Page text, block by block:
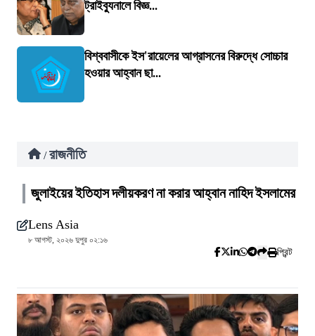
ট্রাইব্যুনালে বিজ্ঞ...
বিশ্ববাসীকে ইস'রায়েলের আগ্রাসনের বিরুদ্ধে সোচ্চার
হওয়ার আহ্বান ছা...
/ রাজনীতি
জুলাইয়ের ইতিহাস দলীয়করণ না করার আহ্বান নাহিদ ইসলামের
Lens Asia
৮ আগস্ট, ২০২৬ দুপুর ০২:১৬
প্রিন্ট